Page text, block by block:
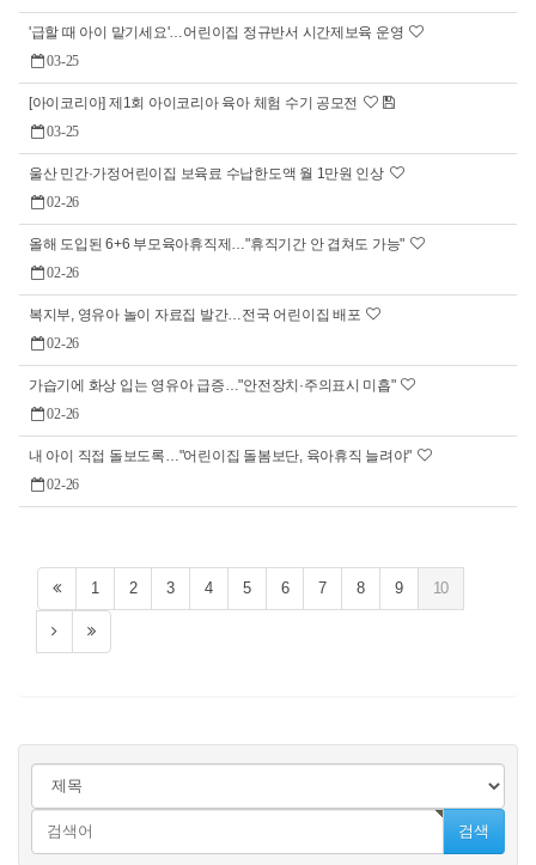
'급할 때 아이 맡기세요'…어린이집 정규반서 시간제보육 운영
03-25
[아이코리아] 제1회 아이코리아 육아 체험 수기 공모전
03-25
울산 민간·가정어린이집 보육료 수납한도액 월 1만원 인상
02-26
올해 도입된 6+6 부모육아휴직제…"휴직기간 안 겹쳐도 가능"
02-26
복지부, 영유아 놀이 자료집 발간…전국 어린이집 배포
02-26
가습기에 화상 입는 영유아 급증…"안전장치·주의표시 미흡"
02-26
내 아이 직접 돌보도록…"어린이집 돌봄보단, 육아휴직 늘려야"
02-26
1 2 3 4 5 6 7 8 9 10
검색